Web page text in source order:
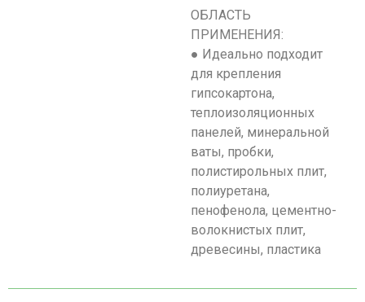
ОБЛАСТЬ
ПРИМЕНЕНИЯ:
● Идеально подходит
для крепления
гипсокартона,
теплоизоляционных
панелей, минеральной
ваты, пробки,
полистирольных плит,
полиуретана,
пенофенола, цементно-
волокнистых плит,
древесины, пластика